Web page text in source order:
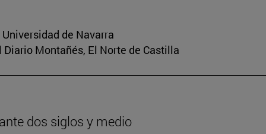
de Navarra
Diario Montañés, El Norte de Castilla
dos siglos y medio